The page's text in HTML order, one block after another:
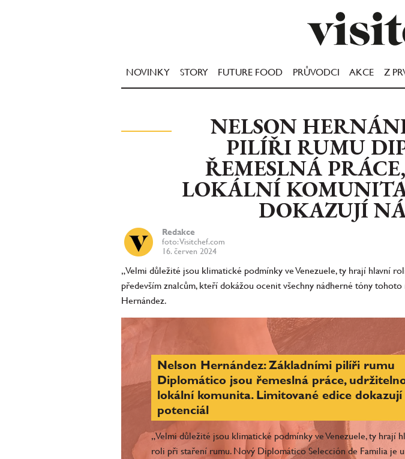
NOVINKY STORY FUTURE FOOD PRŮVODCI AKCE Z
NELSON
PILÍŘI RUMU
ŘEMESLNÁ
LOKÁLNÍ
DOKAZUJÍ
Redakce
foto: Visitchef.com
16. červen 2024
„Velmi důležité jsou klimatické podmínky ve Venezuele, ty hrají hlavní
především znalcům, kteří dokážou ocenit všechny nádherné tóny
Hernández.
Nelson Hernández: Základními pilíři rumu
Diplomático jsou řemeslná práce,
lokální komunita. Limitované edice dokazují
potenciál
„Velmi důležité jsou klimatické podmínky ve Venezuele, ty hrají
roli při staření rumu. Nový Diplomático Selección de Familia je